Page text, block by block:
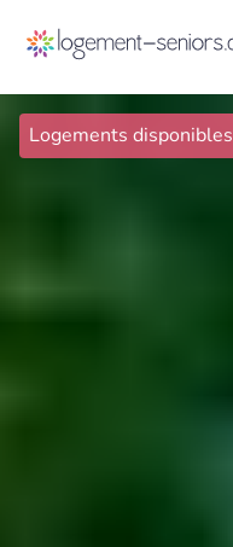
Logements disponibles